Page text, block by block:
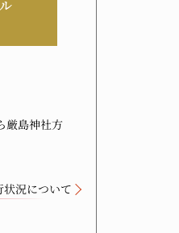
厳島神社方
状況について